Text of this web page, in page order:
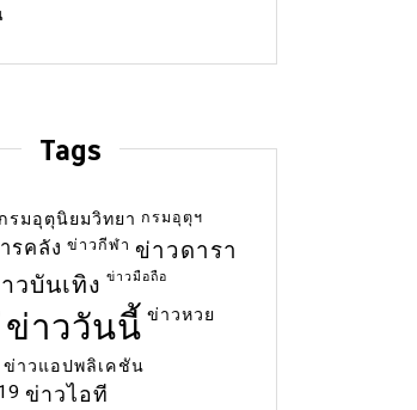
Tags
กรมอุตุนิยมวิทยา กรมอุตุฯ
รคลัง ข่าวกีฬา ข่าวดารา
วบันเทิง ข่าวมือถือ
ข่าววันนี้ ข่าวหวย
ข่าวแอปพลิเคชัน
ข่าวไอที